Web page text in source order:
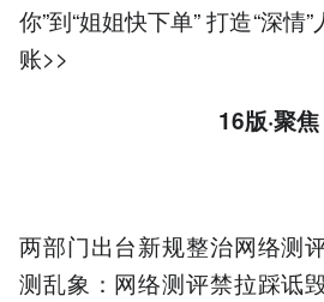
你”到“姐姐快下单” 打造“深情
账>>
16版·聚焦
两部门出台新规整治网络测
测乱象：网络测评禁拉踩诋